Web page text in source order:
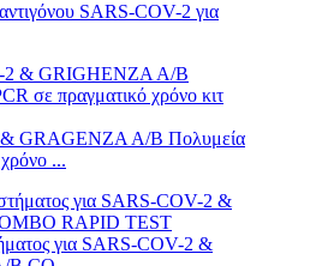
SARS-COV-2 για
GRAGENZA A/B Πολυμεία
...
για SARS-COV-2 &